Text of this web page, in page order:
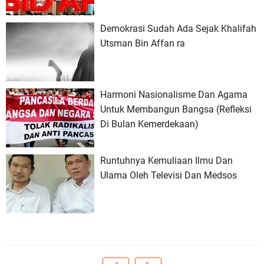
Demokrasi Sudah Ada Sejak Khalifah
Utsman Bin Affan ra
Harmoni Nasionalisme Dan Agama
Untuk Membangun Bangsa (Refleksi
Di Bulan Kemerdekaan)
Runtuhnya Kemuliaan Ilmu Dan
Ulama Oleh Televisi Dan Medsos